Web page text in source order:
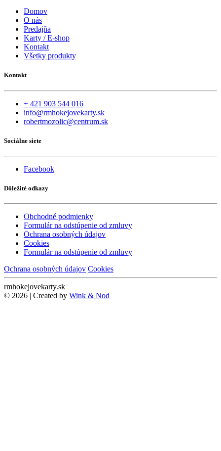
Domov
O nás
Predajňa
Karty / E-shop
Kontakt
Všetky produkty
Kontakt
+ 421 903 544 016
info@rmhokejovekarty.sk
robertmozolic@centrum.sk
Sociálne siete
Facebook
Dôležité odkazy
Obchodné podmienky
Formulár na odstúpenie od zmluvy
Ochrana osobných údajov
Cookies
Formulár na odstúpenie od zmluvy
Ochrana osobných údajov Cookies
rmhokejovekarty.sk
© 2026 | Created by Wink & Nod